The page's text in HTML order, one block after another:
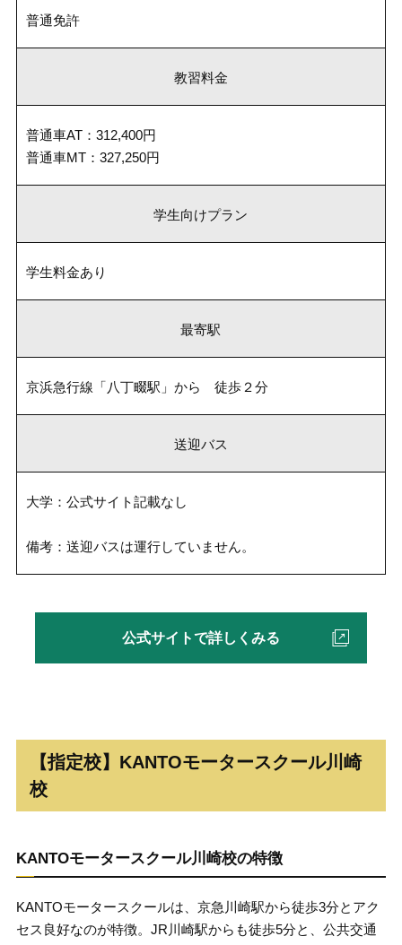
普通免許
教習料金
普通車AT：312,400円
普通車MT：327,250円
学生向けプラン
学生料金あり
最寄駅
京浜急行線「八丁畷駅」から 徒歩２分
送迎バス
大学：公式サイト記載なし
備考：送迎バスは運行していません。
公式サイトで詳しくみる
【指定校】KANTOモータースクール川崎
校
KANTOモータースクール川崎校の特徴
KANTOモータースクールは、京急川崎駅から徒歩3分とアク
セス良好なのが特徴。JR川崎駅からも徒歩5分と、公共交通